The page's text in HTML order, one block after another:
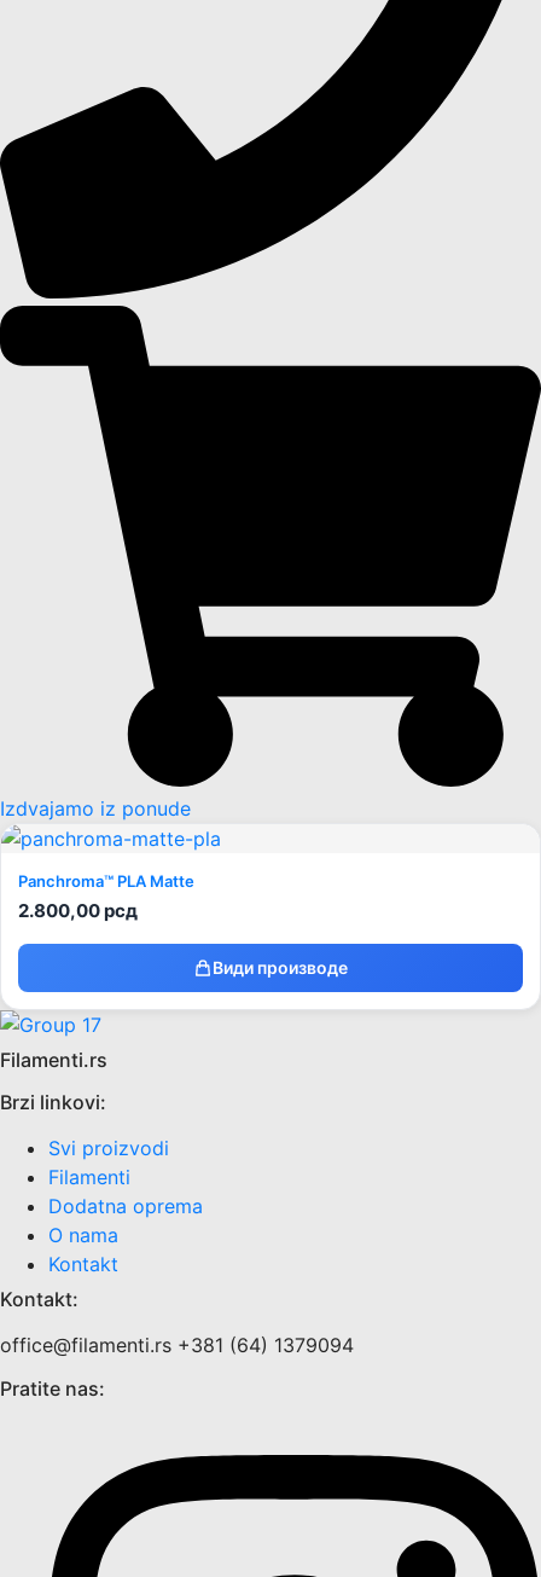
Izdvajamo iz ponude
Panchroma™ PLA Matte
2.800,00рсд
Види производе
Filamenti.rs
Brzi linkovi:
Svi proizvodi
Filamenti
Dodatna oprema
O nama
Kontakt
Kontakt:
office@filamenti.rs +381 (64) 1379094
Pratite nas: